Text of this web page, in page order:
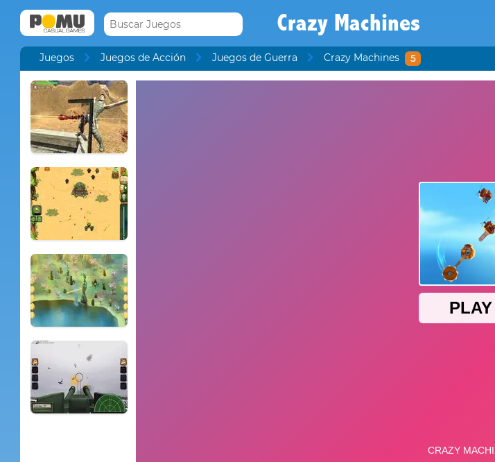
Crazy Machines
Juegos Juegos de Acción Juegos de Guerra Crazy Machines 5